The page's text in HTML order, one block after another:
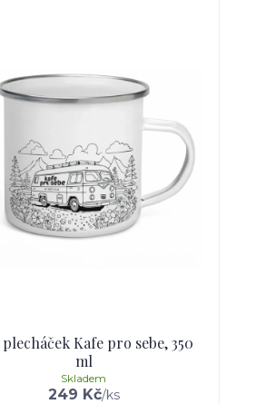
Kafe pro sebe, 350
ml
249 Kč/ks
Skladem